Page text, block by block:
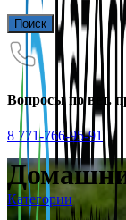
Поиск
Вопросы по вет.
8 771-766-95-91
Категории